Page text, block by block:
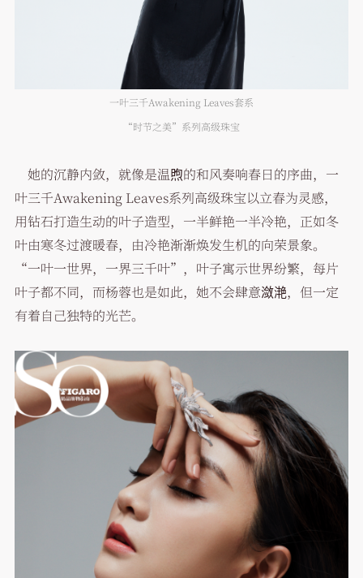
一叶三千Awakening Leaves套系
“时节之美”系列高级珠宝
她的沉静内敛，就像是温煦的和风奏响春日的序曲，一
叶三千Awakening Leaves系列高级珠宝以立春为灵感，
用钻石打造生动的叶子造型，一半鲜艳一半冷艳，正如冬
叶由寒冬过渡暖春，由冷艳渐渐焕发生机的向荣景象。
“一叶一世界，一界三千叶”，叶子寓示世界纷繁，每片
叶子都不同，而杨蓉也是如此，她不会肆意潋滟，但一定
有着自己独特的光芒。